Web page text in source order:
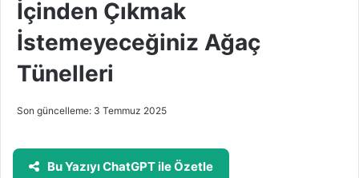
İçinden Çıkmak
İstemeyeceğiniz Ağaç
Tünelleri
Son güncelleme: 3 Temmuz 2025
Bu Yazıyı ChatGPT ile Özetle